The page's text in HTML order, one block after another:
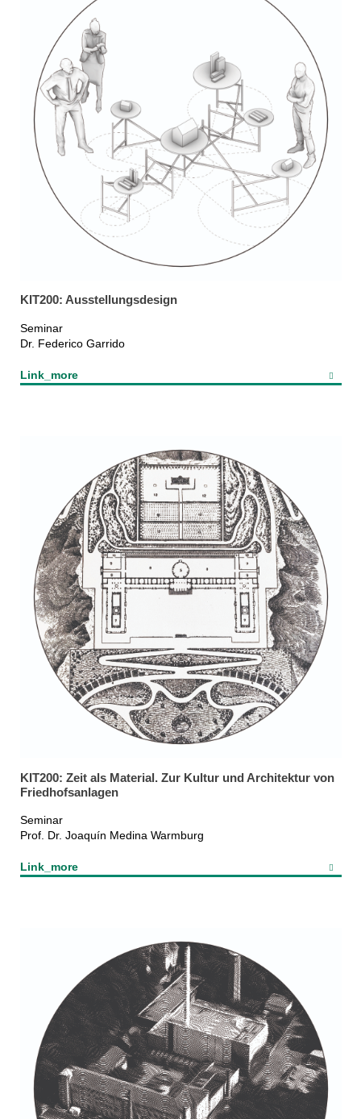
KIT200: Ausstellungsdesign
Seminar
Dr. Federico Garrido
Link_more
KIT200: Zeit als Material. Zur Kultur und Architektur von
Friedhofsanlagen
Seminar
Prof. Dr. Joaquín Medina Warmburg
Link_more